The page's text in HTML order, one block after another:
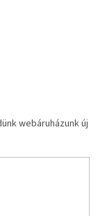
webáruházunk új